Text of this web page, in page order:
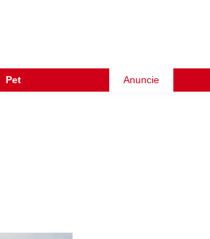
Pet Anuncie